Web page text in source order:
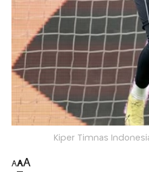
Kiper Timnas
AAA